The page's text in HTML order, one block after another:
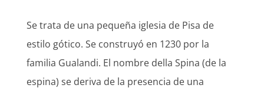
Se trata de una pequeña iglesia de Pisa de
estilo gótico. Se construyó en 1230 por la
familia Gualandi. El nombre della Spina (de la
espina) se deriva de la presencia de una